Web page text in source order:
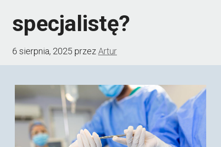
specjalistę?
6 sierpnia, 2025 przezArtur